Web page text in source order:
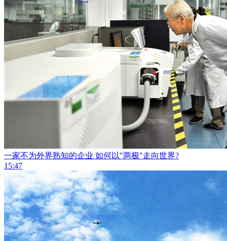
一家不为外界熟知的企业 如何以"两极"走向世界?
15:47